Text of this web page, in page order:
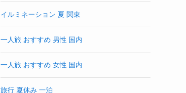
イルミネーション 夏 関東
一人旅 おすすめ 男性 国内
一人旅 おすすめ 女性 国内
旅行 夏休み 一泊